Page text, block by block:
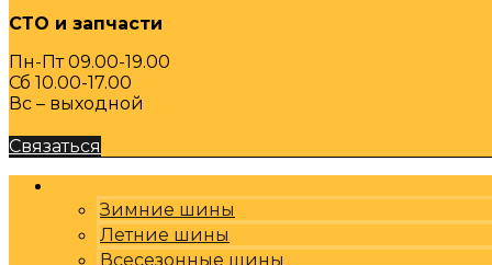
СТО и запчасти
Пн-Пт 09.00-19.00
Сб 10.00-17.00
Вс – выходной
Связаться
Зимние шины
Летние шины
Всесезонные шины